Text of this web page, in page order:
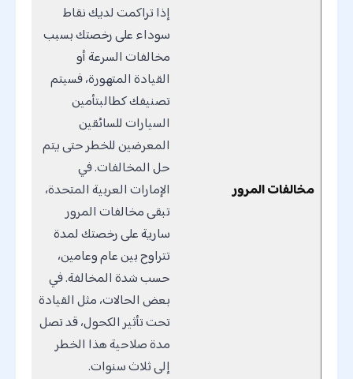
مخالفات المرور
إذا تراكمت لديك نقاط
سوداء على رخصتك بسبب
مخالفات السرعة أو
القيادة المتهورة، فسيتم
تصنيفك كطالبتأمين
السيارات للسائقين
المعرضين للخطر حتى يتم
حل المخالفات. في
الإمارات العربية المتحدة،
تبقى مخالفات المرور
سارية على رخصتك لمدة
تتراوح بين عام وعامين،
حسب شدة المخالفة. في
بعض الحالات، مثل القيادة
تحت تأثير الكحول، قد تصل
مدة صلاحية هذا الخطر
إلى ثلاث سنوات.